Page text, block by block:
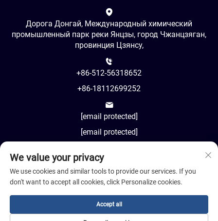
Дорога Донгай, Международный химический
промышленный парк реки Янцзы, город Чжанцзяган,
провинция Цзянсу,
+86-512-56318652
+86-18112699252
[email protected]
[email protected]
AM8:00-PM18:00
We value your privacy
We use cookies and similar tools to provide our services. If you
don't want to accept all cookies, click Personalize cookies.
Accept all